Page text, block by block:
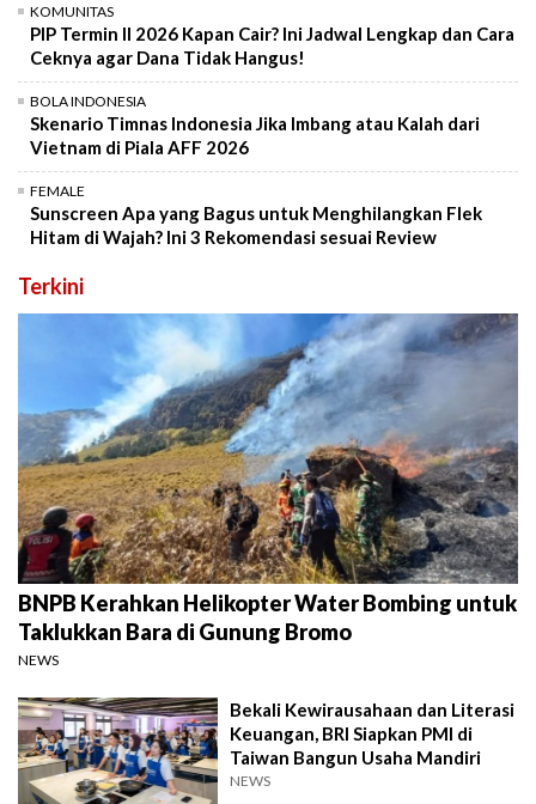
KOMUNITAS
PIP Termin II 2026 Kapan Cair? Ini Jadwal Lengkap dan Cara
Ceknya agar Dana Tidak Hangus!
BOLA INDONESIA
Skenario Timnas Indonesia Jika Imbang atau Kalah dari
Vietnam di Piala AFF 2026
FEMALE
Sunscreen Apa yang Bagus untuk Menghilangkan Flek
Hitam di Wajah? Ini 3 Rekomendasi sesuai Review
Terkini
BNPB Kerahkan Helikopter Water Bombing untuk
Taklukkan Bara di Gunung Bromo
NEWS
Bekali Kewirausahaan dan Literasi
Keuangan, BRI Siapkan PMI di
Taiwan Bangun Usaha Mandiri
NEWS